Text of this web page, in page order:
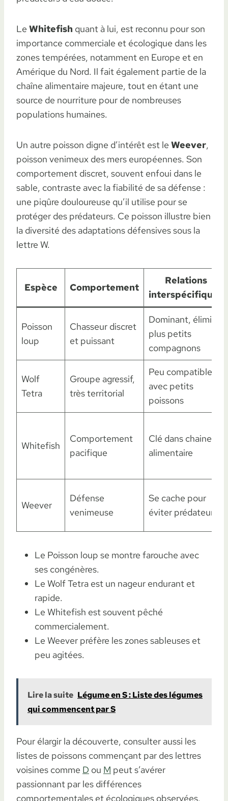
Le Whitefish quant à lui, est reconnu pour son
importance commerciale et écologique dans les
zones tempérées, notamment en Europe et en
Amérique du Nord. Il fait également partie de la
chaîne alimentaire majeure, tout en étant une
source de nourriture pour de nombreuses
populations humaines.
Un autre poisson digne d’intérêt est le Weever,
poisson venimeux des mers européennes. Son
comportement discret, souvent enfoui dans le
sable, contraste avec la fiabilité de sa défense :
une piqûre douloureuse qu’il utilise pour se
protéger des prédateurs. Ce poisson illustre bien
la diversité des adaptations défensives sous la
lettre W.
Espèce Comportement
Relations
interspécifiques
Poisson
loup
Chasseur discret
et puissant
Dominant, élimine
plus petits
compagnons
Wolf
Tetra
Groupe agressif,
très territorial
Peu compatible
avec petits
poissons
Whitefish
Comportement
pacifique
Clé dans chaine
alimentaire
Weever
Défense
venimeuse
Se cache pour
éviter prédateurs
Le Poisson loup se montre farouche avec
ses congénères.
Le Wolf Tetra est un nageur endurant et
rapide.
Le Whitefish est souvent pêché
commercialement.
Le Weever préfère les zones sableuses et
peu agitées.
Lire la suite Légume en S : Liste des légumes
qui commencent par S
Pour élargir la découverte, consulter aussi les
listes de poissons commençant par des lettres
voisines comme D ou M peut s’avérer
passionnant par les différences
comportementales et écologiques observées.